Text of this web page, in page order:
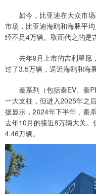
如今，比亚迪在大众市场
市场，比亚迪海鸥和海豚平
经不足4万辆。取而代之的是
去年9月上市的吉利星愿
过了3.5万辆，逼近海鸥和海
秦系列（包括秦EV、秦
一大支柱，但进入2025年之
据显示，2024年下半年，秦
去年10月的接近8万辆大关
4.46万辆。